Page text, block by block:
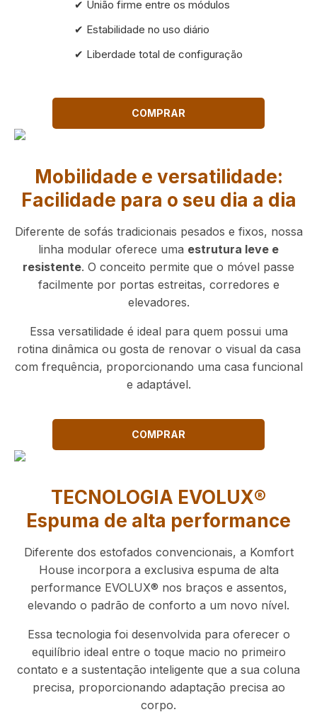
✔ União firme entre os módulos
✔ Estabilidade no uso diário
✔ Liberdade total de configuração
COMPRAR
Mobilidade e versatilidade:
Facilidade para o seu dia a dia
Diferente de sofás tradicionais pesados e fixos, nossa
linha modular oferece uma estrutura leve e
resistente. O conceito permite que o móvel passe
facilmente por portas estreitas, corredores e
elevadores.
Essa versatilidade é ideal para quem possui uma
rotina dinâmica ou gosta de renovar o visual da casa
com frequência, proporcionando uma casa funcional
e adaptável.
COMPRAR
TECNOLOGIA EVOLUX®
Espuma de alta performance
Diferente dos estofados convencionais, a Komfort
House incorpora a exclusiva espuma de alta
performance EVOLUX® nos braços e assentos,
elevando o padrão de conforto a um novo nível.
Essa tecnologia foi desenvolvida para oferecer o
equilíbrio ideal entre o toque macio no primeiro
contato e a sustentação inteligente que a sua coluna
precisa, proporcionando adaptação precisa ao
corpo.